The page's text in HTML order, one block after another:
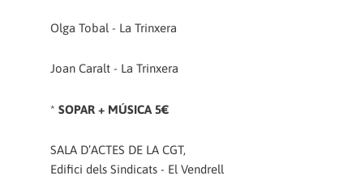
Olga Tobal - La Trinxera
Joan Caralt - La Trinxera
* SOPAR + MÚSICA 5€
SALA D’ACTES DE LA CGT,
Edifici dels Sindicats - El Vendrell